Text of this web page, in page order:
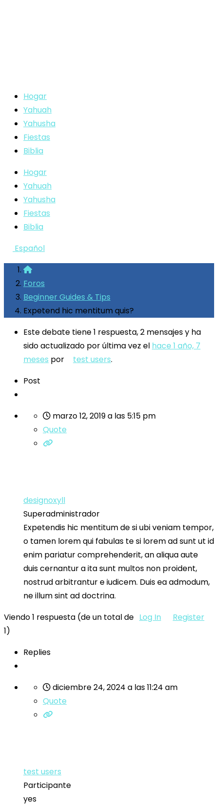
Hogar
Yahuah
Yahusha
Fiestas
Biblia
Hogar
Yahuah
Yahusha
Fiestas
Biblia
Español
Foros
Beginner Guides & Tips
Expetend hic mentitum quis?
Este debate tiene 1 respuesta, 2 mensajes y ha
sido actualizado por última vez el hace 1 año, 7
meses por test users.
Post
marzo 12, 2019 a las 5:15 pm
Quote
designoxyll
Superadministrador
Expetendis hic mentitum de si ubi veniam tempor,
o tamen lorem qui fabulas te si lorem ad sunt ut id
enim pariatur comprehenderit, an aliqua aute
duis cernantur a ita sunt multos non proident,
nostrud arbitrantur e iudicem. Duis ea admodum,
ne illum sint ad doctrina.
Log In
Register
Viendo 1 respuesta (de un total de
1)
Replies
diciembre 24, 2024 a las 11:24 am
Quote
test users
Participante
yes